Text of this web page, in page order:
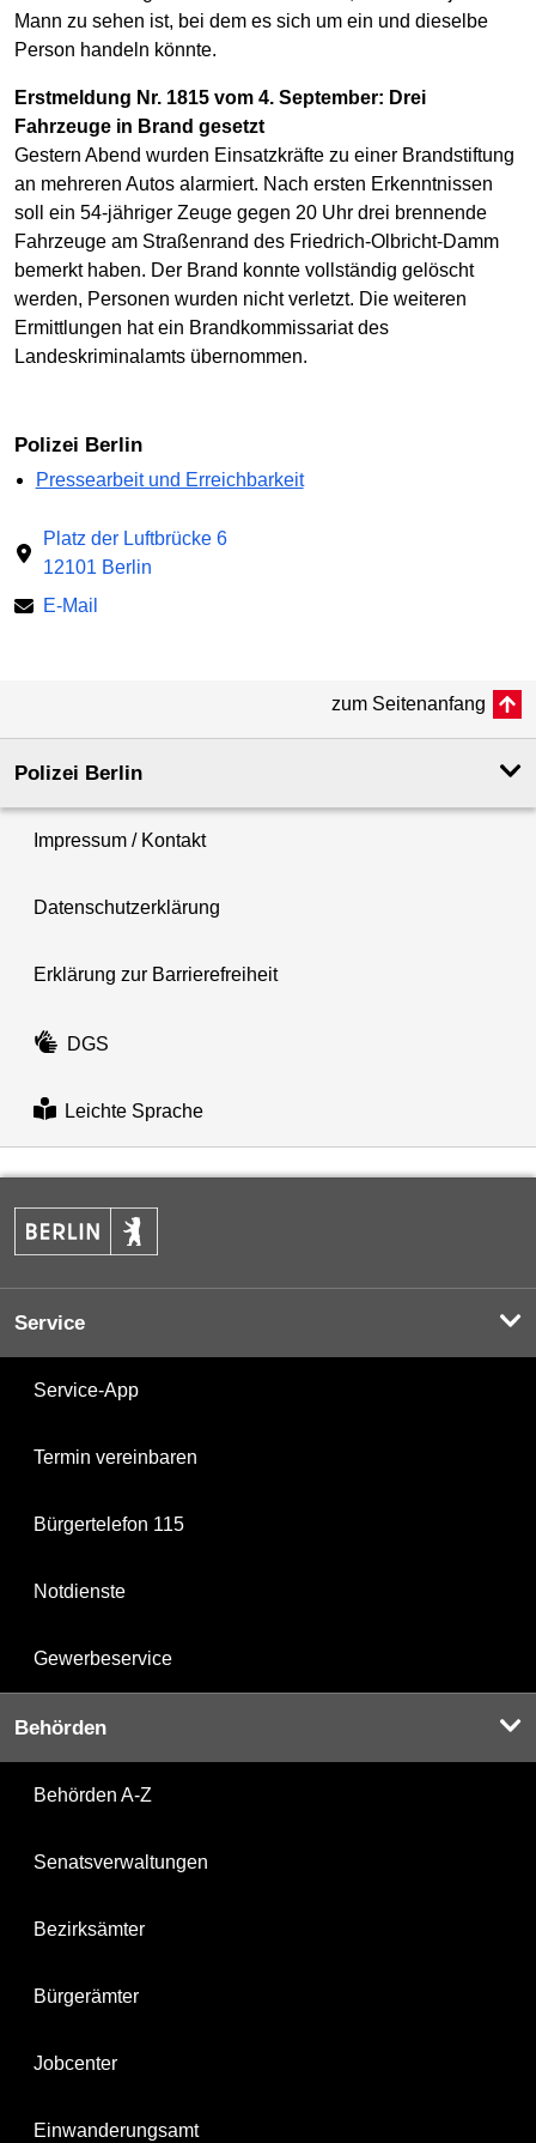
Mann zu sehen ist, bei dem es sich um ein und dieselbe
Person handeln könnte.
Erstmeldung Nr. 1815 vom 4. September: Drei
Fahrzeuge in Brand gesetzt
Gestern Abend wurden Einsatzkräfte zu einer Brandstiftung
an mehreren Autos alarmiert. Nach ersten Erkenntnissen
soll ein 54-jähriger Zeuge gegen 20 Uhr drei brennende
Fahrzeuge am Straßenrand des Friedrich-Olbricht-Damm
bemerkt haben. Der Brand konnte vollständig gelöscht
werden, Personen wurden nicht verletzt. Die weiteren
Ermittlungen hat ein Brandkommissariat des
Landeskriminalamts übernommen.
Polizei Berlin
Pressearbeit und Erreichbarkeit
Platz der Luftbrücke 6
12101 Berlin
E-Mail
zum Seitenanfang
Polizei Berlin
Impressum / Kontakt
Datenschutzerklärung
Erklärung zur Barrierefreiheit
DGS
Leichte Sprache
Service
Service-App
Termin vereinbaren
Bürgertelefon 115
Notdienste
Gewerbeservice
Behörden
Behörden A-Z
Senatsverwaltungen
Bezirksämter
Bürgerämter
Jobcenter
Einwanderungsamt